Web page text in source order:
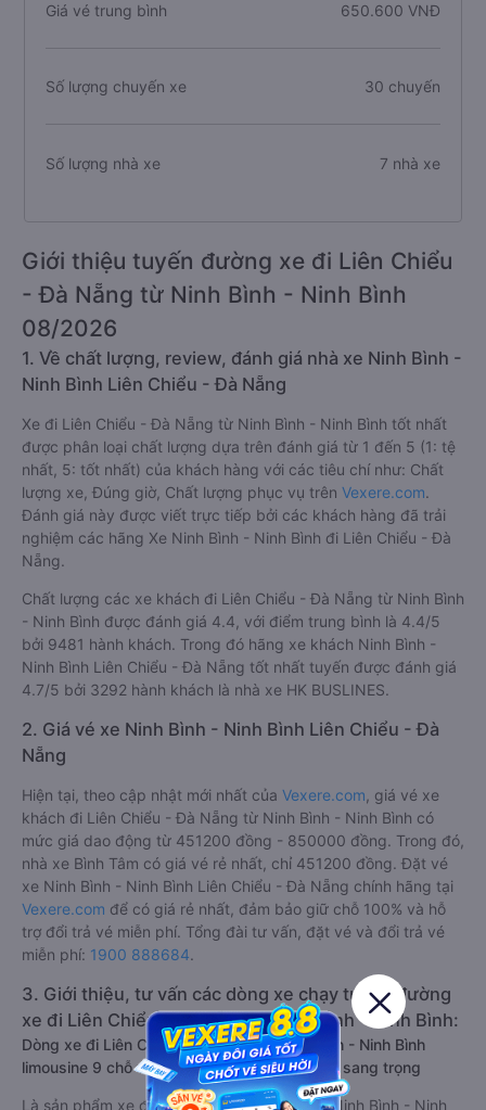
Giá vé trung bình 650.600 VNĐ
Số lượng chuyến xe 30 chuyến
Số lượng nhà xe 7 nhà xe
Giới thiệu tuyến đường xe đi Liên Chiểu
- Đà Nẵng từ Ninh Bình - Ninh Bình
08/2026
1. Về chất lượng, review, đánh giá nhà xe Ninh Bình -
Ninh Bình Liên Chiểu - Đà Nẵng
Xe đi Liên Chiểu - Đà Nẵng từ Ninh Bình - Ninh Bình tốt nhất
được phân loại chất lượng dựa trên đánh giá từ 1 đến 5 (1: tệ
nhất, 5: tốt nhất) của khách hàng với các tiêu chí như: Chất
lượng xe, Đúng giờ, Chất lượng phục vụ trên Vexere.com.
Đánh giá này được viết trực tiếp bởi các khách hàng đã trải
nghiệm các hãng Xe Ninh Bình - Ninh Bình đi Liên Chiểu - Đà
Nẵng.
Chất lượng các xe khách đi Liên Chiểu - Đà Nẵng từ Ninh Bình
- Ninh Bình được đánh giá 4.4, với điểm trung bình là 4.4/5
bởi 9481 hành khách. Trong đó hãng xe khách Ninh Bình -
Ninh Bình Liên Chiểu - Đà Nẵng tốt nhất tuyến được đánh giá
4.7/5 bởi 3292 hành khách là nhà xe HK BUSLINES.
2. Giá vé xe Ninh Bình - Ninh Bình Liên Chiểu - Đà
Nẵng
Hiện tại, theo cập nhật mới nhất của Vexere.com , giá vé xe
khách đi Liên Chiểu - Đà Nẵng từ Ninh Bình - Ninh Bình có
mức giá dao động từ 451200 đồng - 850000 đồng. Trong đó,
nhà xe Bình Tâm có giá vé rẻ nhất, chỉ 451200 đồng. Đặt vé
xe Ninh Bình - Ninh Bình Liên Chiểu - Đà Nẵng chính hãng tại
Vexere.com để có giá rẻ nhất, đảm bảo giữ chỗ 100% và hỗ
trợ đổi trả vé miễn phí. Tổng đài tư vấn, đặt vé và đổi trả vé
miễn phí: 1900 888684.
3. Giới thiệu, tư vấn các dòng xe chạy tuyến đường
xe đi Liên Chiểu - Đà Nẵng từ Ninh Bình - Ninh Bình:
Dòng xe đi Liên Chiểu - Đà Nẵng từ Ninh Bình - Ninh Bình
limousine 9 chỗ vip, chất lượng cao: Tiện lợi, sang trọng
Là sản phẩm xe đi Liên Chiểu - Đà Nẵng từ Ninh Bình - Ninh